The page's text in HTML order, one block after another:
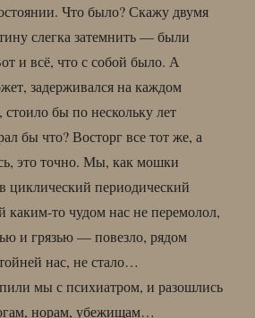
Что было? Скажу двумя
слегка затемнить — были
и всё, что с собой было. А
задерживался на каждом
бы по нескольку лет
бы что? Восторг все тот же, а
это точно. Мы, как мошки
циклический периодический
то чудом нас не перемолол,
и грязью — повезло, рядом
нас, не стало…
мы с психиатром, и разошлись
норам, убежищам…